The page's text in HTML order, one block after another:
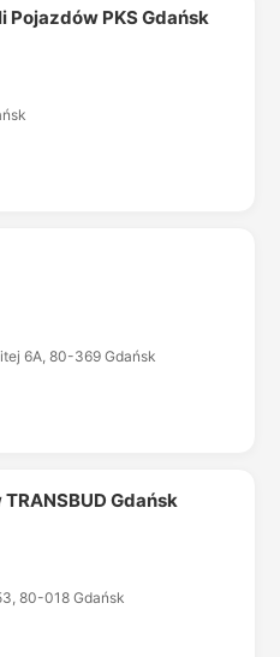
PKS Gdańsk
6A, 80-369 Gdańsk
Gdańsk
80-018 Gdańsk